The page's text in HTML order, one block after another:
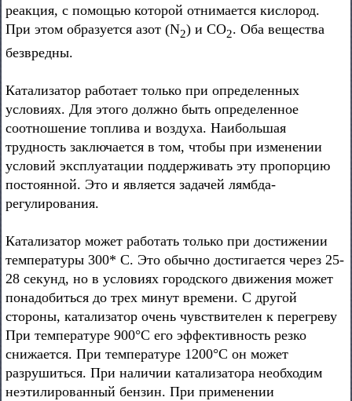
реакция, с помощью которой отнимается кислород.
При этом образуется азот (N2) и СО2. Оба вещества
безвредны.
Катализатор работает только при определенных
условиях. Для этого должно быть определенное
соотношение топлива и воздуха. Наибольшая
трудность заключается в том, чтобы при изменении
условий эксплуатации поддерживать эту пропорцию
постоянной. Это и является задачей лямбда-
регулирования.
Катализатор может работать только при достижении
температуры 300* С. Это обычно достигается через 25-
28 секунд, но в условиях городского движения может
понадобиться до трех минут времени. С другой
стороны, катализатор очень чувствителен к перегреву
При температуре 900°С его эффективность резко
снижается. При температуре 1200°С он может
разрушиться. При наличии катализатора необходим
неэтилированный бензин. При применении